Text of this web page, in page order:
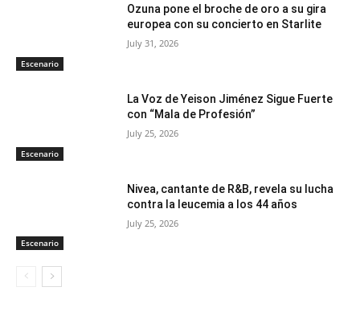
Escenario
Ozuna pone el broche de oro a su gira
europea con su concierto en Starlite
July 31, 2026
Escenario
La Voz de Yeison Jiménez Sigue Fuerte
con “Mala de Profesión”
July 25, 2026
Escenario
Nivea, cantante de R&B, revela su lucha
contra la leucemia a los 44 años
July 25, 2026